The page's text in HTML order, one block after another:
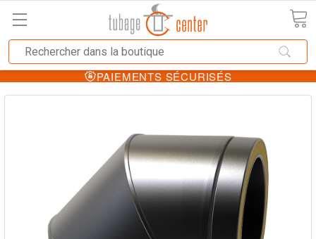
PAIEMENTS SÉCURISÉS